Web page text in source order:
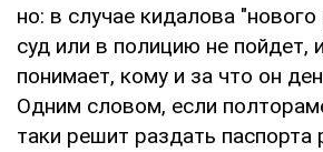
но: в случае кидалова "нового
суд или в полицию не пойдет,
понимает, кому и за что он
Одним словом, если
таки решит раздать паспорта